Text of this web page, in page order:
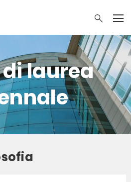
laurea